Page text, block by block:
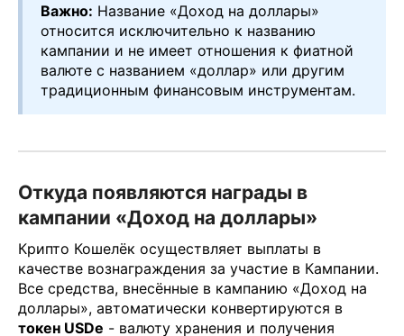
Важно: Название «Доход на доллары»
относится исключительно к названию
кампании и не имеет отношения к фиатной
валюте с названием «доллар» или другим
традиционным финансовым инструментам.
Откуда появляются награды в
кампании «Доход на доллары»
Крипто Кошелёк осуществляет выплаты в
качестве вознаграждения за участие в Кампании.
Все средства, внесённые в кампанию «Доход на
доллары», автоматически конвертируются в
токен USDe - валюту хранения и получения